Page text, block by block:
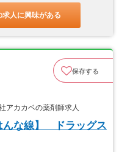
求人に興味がある
保存する
アカカベの薬剤師求人
んな線】 ドラッグス